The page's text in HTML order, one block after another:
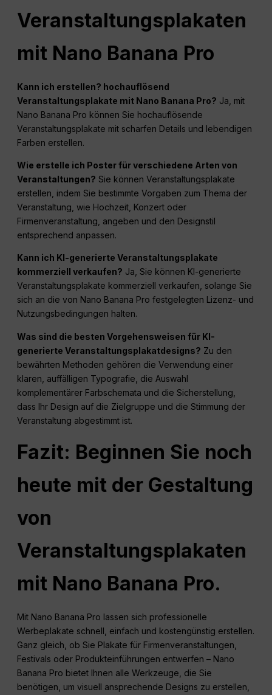
Veranstaltungsplakaten
mit Nano Banana Pro
Kann ich erstellen? hochauflösend
Veranstaltungsplakate mit Nano Banana Pro? Ja, mit
Nano Banana Pro können Sie hochauflösende
Veranstaltungsplakate mit scharfen Details und lebendigen
Farben erstellen.
Wie erstelle ich Poster für verschiedene Arten von
Veranstaltungen? Sie können Veranstaltungsplakate
erstellen, indem Sie bestimmte Vorgaben zum Thema der
Veranstaltung, wie Hochzeit, Konzert oder
Firmenveranstaltung, angeben und den Designstil
entsprechend anpassen.
Kann ich KI-generierte Veranstaltungsplakate
kommerziell verkaufen? Ja, Sie können KI-generierte
Veranstaltungsplakate kommerziell verkaufen, solange Sie
sich an die von Nano Banana Pro festgelegten Lizenz- und
Nutzungsbedingungen halten.
Was sind die besten Vorgehensweisen für KI-
generierte Veranstaltungsplakatdesigns? Zu den
bewährten Methoden gehören die Verwendung einer
klaren, auffälligen Typografie, die Auswahl
komplementärer Farbschemata und die Sicherstellung,
dass Ihr Design auf die Zielgruppe und die Stimmung der
Veranstaltung abgestimmt ist.
Fazit: Beginnen Sie noch
heute mit der Gestaltung
von
Veranstaltungsplakaten
mit Nano Banana Pro.
Mit Nano Banana Pro lassen sich professionelle
Werbeplakate schnell, einfach und kostengünstig erstellen.
Ganz gleich, ob Sie Plakate für Firmenveranstaltungen,
Festivals oder Produkteinführungen entwerfen – Nano
Banana Pro bietet Ihnen alle Werkzeuge, die Sie
benötigen, um visuell ansprechende Designs zu erstellen,